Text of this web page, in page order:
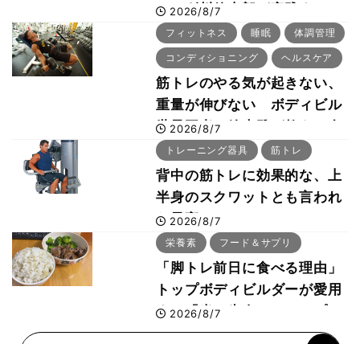
ー・刈川啓志郎が実践する
「回復習慣」
2026/8/7
フィットネス 睡眠 体調管理
コンディショニング ヘルスケア
筋トレのやる気が起きない、
重量が伸びない ボディビル
世界王者・鈴木雅が教える食
事・睡眠・呼吸の整え方
2026/8/7
トレーニング器具 筋トレ
背中の筋トレに効果的な、上
半身のスクワットとも言われ
た最高マシン“ノーチラス・
プルオーバーマシン”とは？
2026/8/7
栄養素 フード＆サプリ
「脚トレ前日に食べる理由」
トップボディビルダーが愛用
する「米＋牛肉」のシンプル
回復メシとは？
2026/8/7